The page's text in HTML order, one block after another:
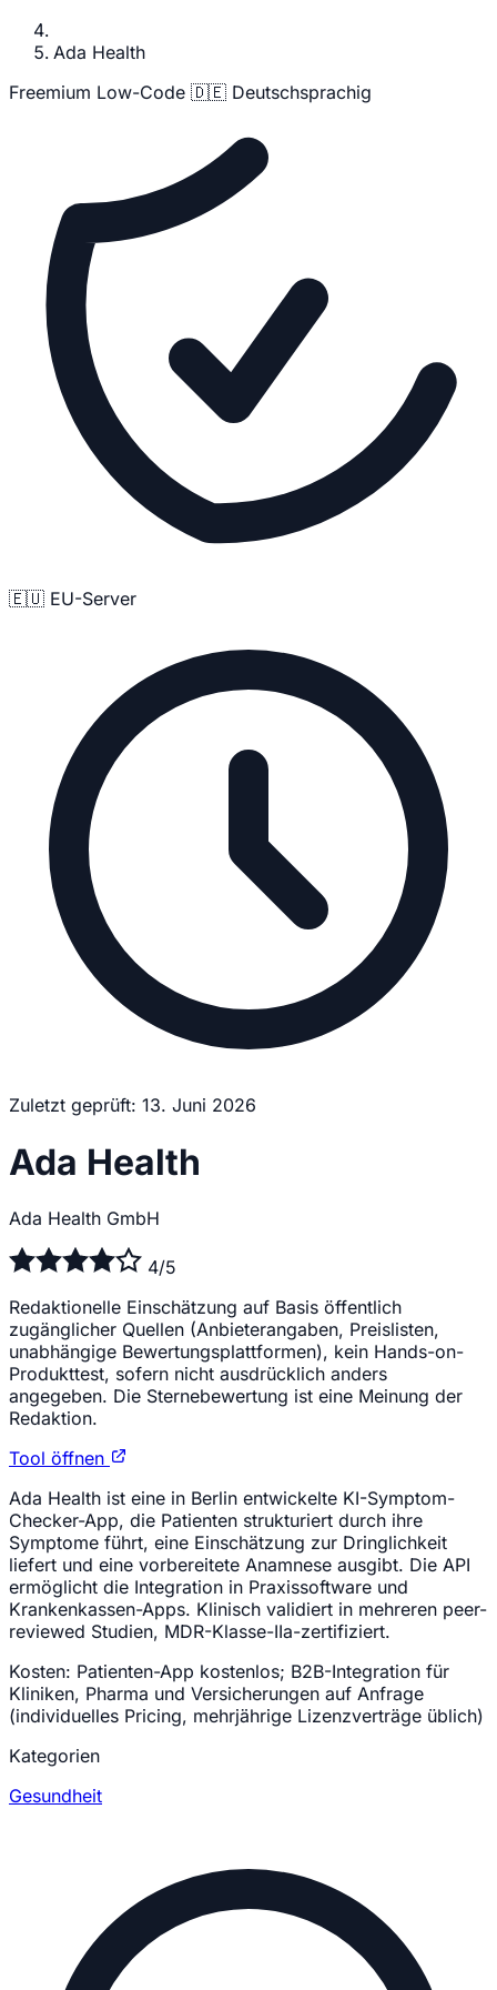
Ada Health
Freemium Low-Code 🇩🇪 Deutschsprachig
🇪🇺 EU-Server
Zuletzt geprüft: 13. Juni 2026
Ada Health
Ada Health GmbH
4/5
Redaktionelle Einschätzung auf Basis öffentlich
zugänglicher Quellen (Anbieterangaben, Preislisten,
unabhängige Bewertungsplattformen), kein Hands-on-
Produkttest, sofern nicht ausdrücklich anders
angegeben. Die Sternebewertung ist eine Meinung der
Redaktion.
Tool öffnen
Ada Health ist eine in Berlin entwickelte KI-Symptom-
Checker-App, die Patienten strukturiert durch ihre
Symptome führt, eine Einschätzung zur Dringlichkeit
liefert und eine vorbereitete Anamnese ausgibt. Die API
ermöglicht die Integration in Praxissoftware und
Krankenkassen-Apps. Klinisch validiert in mehreren peer-
reviewed Studien, MDR-Klasse-IIa-zertifiziert.
Kosten: Patienten-App kostenlos; B2B-Integration für
Kliniken, Pharma und Versicherungen auf Anfrage
(individuelles Pricing, mehrjährige Lizenzverträge üblich)
Kategorien
Gesundheit